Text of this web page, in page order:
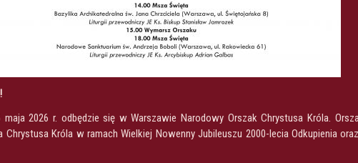
2026 r. odbędzie się w Warszawie Narodowy Orszak Chrystusa Króla.
Chrystusa Króla w ramach Wielkiej Nowenny Jubileuszu 2000-lecia Odkupienia